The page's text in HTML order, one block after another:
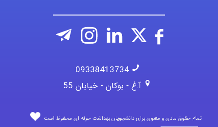
09338413734
آ.غ - بوکان - خیابان 55
تمام حقوق مادی و معنوی برای دانشجویان بهداشت حرفه ای محفوظ است